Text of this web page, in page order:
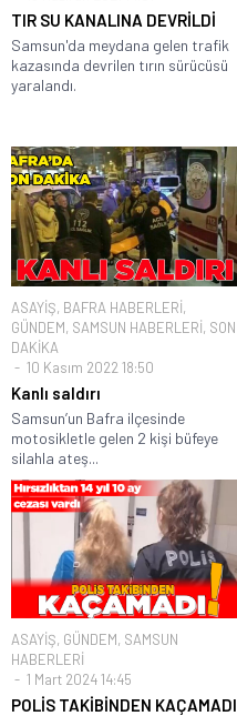
TIR SU KANALINA DEVRİLDİ
Samsun'da meydana gelen trafik
kazasında devrilen tırın sürücüsü
yaralandı.
ASAYİŞ, BAFRA HABERLERİ,
GÜNDEM, SAMSUN HABERLERİ, SON
DAKİKA
10 Kasım 2022 18:50
Kanlı saldırı
Samsun’un Bafra ilçesinde
motosikletle gelen 2 kişi büfeye
silahla ateş...
ASAYİŞ, GÜNDEM, SAMSUN
HABERLERİ
1 Mart 2024 14:45
POLİS TAKİBİNDEN KAÇAMADI